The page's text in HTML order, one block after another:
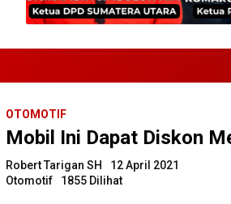
OTOMOTIF
Mobil Ini Dapat Diskon
Robert Tarigan SH
12 April 2021
Otomotif
1855 Dilihat